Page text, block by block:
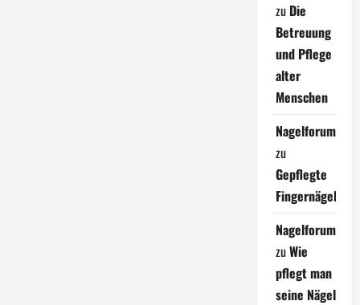
zu Die
Betreuung
und Pflege
alter
Menschen
Nagelforum
zu
Gepflegte
Fingernägel
Nagelforum
zuWie
pflegt man
seine Nägel